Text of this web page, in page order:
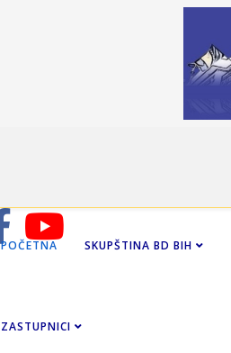
POČETNA SKUPŠTINA BD BIH
ZASTUPNICI